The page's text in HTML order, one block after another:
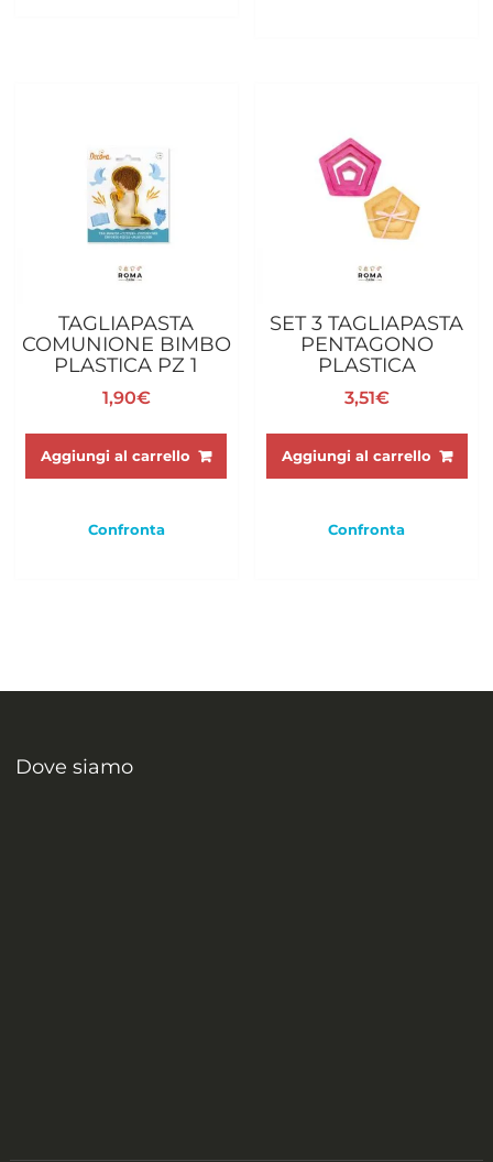
TAGLIAPASTA
COMUNIONE BIMBO
PLASTICA PZ 1
1,90€
Aggiungi al carrello
Confronta
SET 3 TAGLIAPASTA
PENTAGONO
PLASTICA
3,51€
Aggiungi al carrello
Confronta
Dove siamo